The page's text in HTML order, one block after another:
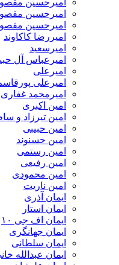
امیرحسین مقصودلو و
امیرحسین مقصودلو و
امیررضا کاکاوند
امیرسعید
امیرعباس آل حبیب
امیرعلی
امیرعلی پورقاسم
امیرمحمد غفاری
امین اکبری
امین تیرزاد و سام سهراب
امین حبیبی
امین حسنوند
امین رستمی
امین رفیعی
امین محمودی
امین ناریت
ایمان آذری
ایمان استار
ایمان اف جی ۱۰
ایمان جهانگری
ایمان سلطانی
ایمان عبدالله خانی